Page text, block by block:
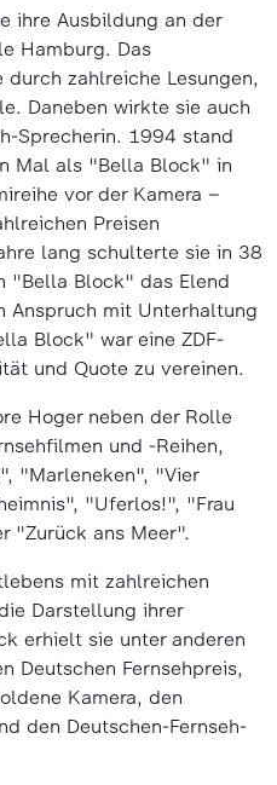
ihre Ausbildung an der
Hamburg. Das
zahlreiche Lesungen,
Daneben wirkte sie auch
Sprecherin. 1994 stand
Mal als "Bella Block" in
vor der Kamera –
Preisen
lang schulterte sie in 38
"Bella Block" das Elend
Anspruch mit Unterhaltung
Block" war eine ZDF-
und Quote zu vereinen.
Hoger neben der Rolle
und -Reihen,
"Marleneken", "Vier
"Uferlos!", "Frau
"Zurück ans Meer".
mit zahlreichen
Darstellung ihrer
erhielt sie unter anderen
Deutschen Fernsehpreis,
Kamera, den
den Deutschen-Fernseh-